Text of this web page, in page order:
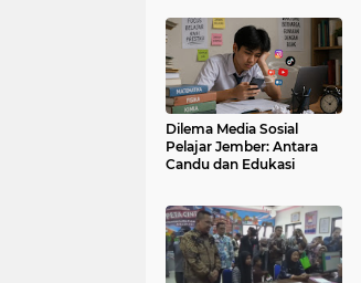
Dilema Media Sosial
Pelajar Jember: Antara
Candu dan Edukasi